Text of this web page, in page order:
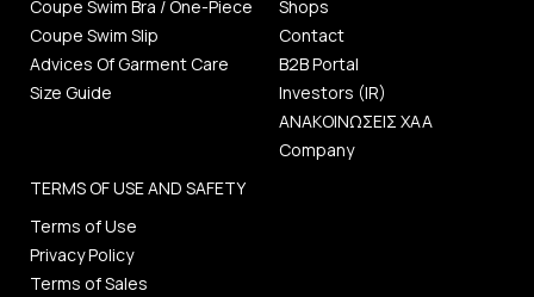
Coupe Swim Bra / One-Piece
Coupe Swim Slip
Advices Of Garment Care
Size Guide
Shops
Contact
B2B Portal
Investors (IR)
ΑΝΑΚΟΙΝΩΣΕΙΣ ΧΑΑ
Company
TERMS OF USE AND SAFETY
Terms of Use
Privacy Policy
Terms of Sales